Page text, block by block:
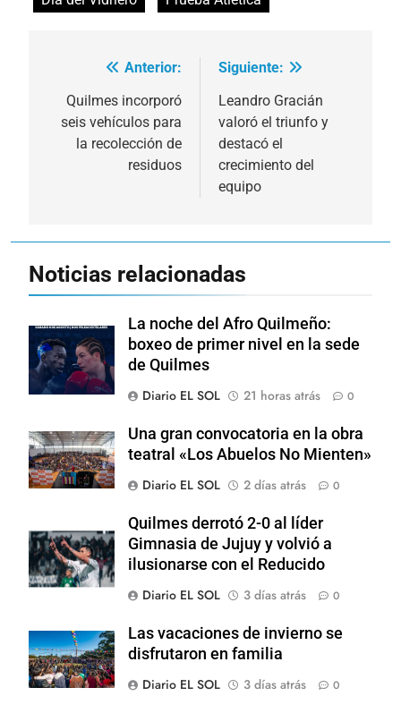
Navegación
de
entradas
Anterior:
Quilmes incorporó
seis vehículos para
la recolección de
residuos
Siguiente:
Leandro Gracián
valoró el triunfo y
destacó el
crecimiento del
equipo
Noticias relacionadas
La noche del Afro Quilmeño:
boxeo de primer nivel en la sede
de Quilmes
Diario EL SOL
21 horas atrás 0
Una gran convocatoria en la obra
teatral «Los Abuelos No Mienten»
Diario EL SOL
2 días atrás 0
Quilmes derrotó 2-0 al líder
Gimnasia de Jujuy y volvió a
ilusionarse con el Reducido
Diario EL SOL
3 días atrás 0
Las vacaciones de invierno se
disfrutaron en familia
Diario EL SOL
3 días atrás 0